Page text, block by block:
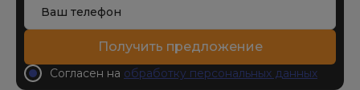
Получить предложение
Согласен на обработку персональных данных